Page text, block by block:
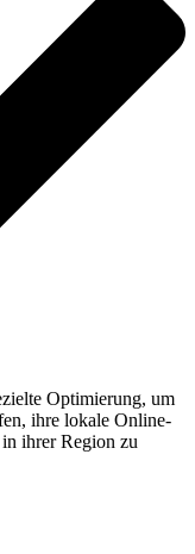
Optimierung, um
ihre lokale Online-
ihrer Region zu